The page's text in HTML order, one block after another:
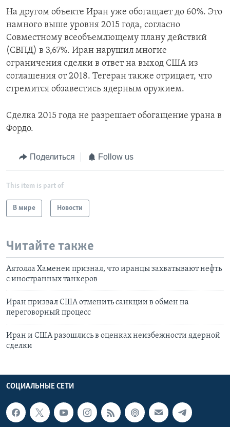
На другом объекте Иран уже обогащает до 60%. Это
намного выше уровня 2015 года, согласно
Совместному всеобъемлющему плану действий
(СВПД) в 3,67%. Иран нарушил многие
ограничения сделки в ответ на выход США из
соглашения от 2018. Тегеран также отрицает, что
стремится обзавестись ядерным оружием.
Сделка 2015 года не разрешает обогащение урана в
Фордо.
Поделиться Follow us
This item is part of
В мире Новости
Читайте также
Аятолла Хаменеи признал, что иранцы захватывают нефть
с иностранных танкеров
Иран призвал США отменить санкции в обмен на
переговорный процесс
Иран и США разошлись в оценках неизбежности ядерной
сделки
СОЦИАЛЬНЫЕ СЕТИ